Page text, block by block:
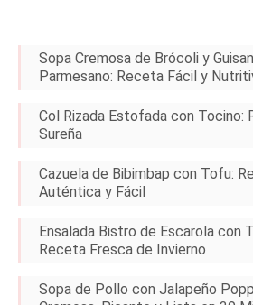
Sopa Cremosa de Brócoli y
Parmesano: Receta Fácil y
Col Rizada Estofada con Tocino:
Sureña
Cazuela de Bibimbap con Tofu:
Auténtica y Fácil
Ensalada Bistro de Escarola con
Receta Fresca de Invierno
Sopa de Pollo con Jalapeño